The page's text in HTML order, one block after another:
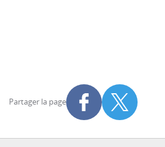
Partager la page
Partager sur Facebook
Partager sur X